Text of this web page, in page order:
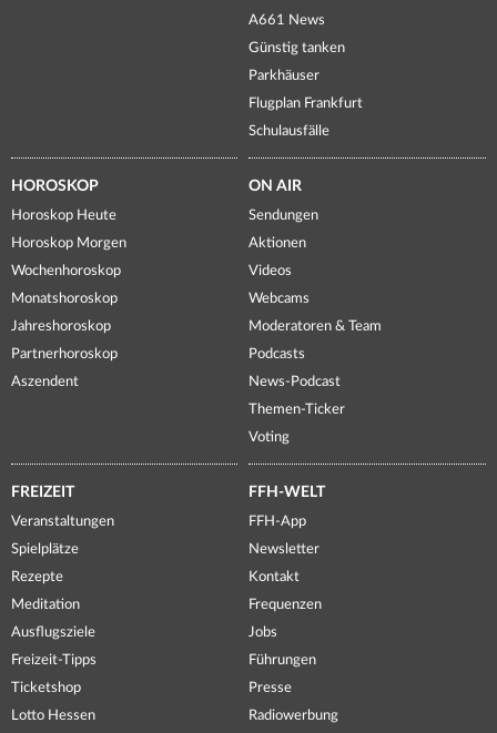
A661 News
Günstig tanken
Parkhäuser
Flugplan Frankfurt
Schulausfälle
HOROSKOP
Horoskop Heute
Horoskop Morgen
Wochenhoroskop
Monatshoroskop
Jahreshoroskop
Partnerhoroskop
Aszendent
ON AIR
Sendungen
Aktionen
Videos
Webcams
Moderatoren & Team
Podcasts
News-Podcast
Themen-Ticker
Voting
FREIZEIT
Veranstaltungen
Spielplätze
Rezepte
Meditation
Ausflugsziele
Freizeit-Tipps
Ticketshop
Lotto Hessen
FFH-WELT
FFH-App
Newsletter
Kontakt
Frequenzen
Jobs
Führungen
Presse
Radiowerbung